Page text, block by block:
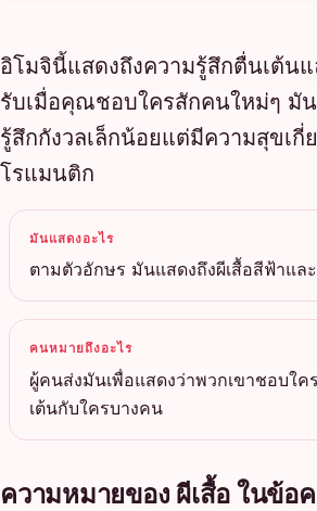
อิโมจินี้แสดงถึงความรู้สึกตื่นเต้น
รับเมื่อคุณชอบใครสักคนใหม่ๆ มั
รู้สึกกังวลเล็กน้อยแต่มีความสุขเ
โรแมนติก
มันแสดงอะไร
ตามตัวอักษร มันแสดงถึงผีเสื้อสีฟ้าแล
คนหมายถึงอะไร
ผู้คนส่งมันเพื่อแสดงว่าพวกเขาชอบใ
เต้นกับใครบางคน
ความหมายของ ผีเสื้อ ในข้อ